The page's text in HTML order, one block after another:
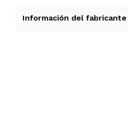
Información del fabricante